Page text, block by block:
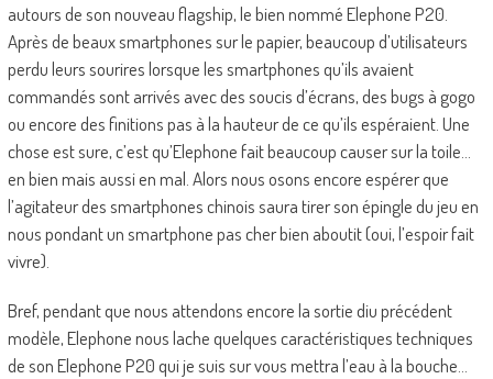
autours de son nouveau flagship, le bien nommé Elephone P20.
Après de beaux smartphones sur le papier, beaucoup d’utilisateurs
perdu leurs sourires lorsque les smartphones qu’ils avaient
commandés sont arrivés avec des soucis d’écrans, des bugs à gogo
ou encore des finitions pas à la hauteur de ce qu’ils espéraient. Une
chose est sure, c’est qu’Elephone fait beaucoup causer sur la toile…
en bien mais aussi en mal. Alors nous osons encore espérer que
l’agitateur des smartphones chinois saura tirer son épingle du jeu en
nous pondant un smartphone pas cher bien aboutit (oui, l’espoir fait
vivre).
Bref, pendant que nous attendons encore la sortie diu précédent
modèle, Elephone nous lache quelques caractéristiques techniques
de son Elephone P20 qui je suis sur vous mettra l’eau à la bouche…